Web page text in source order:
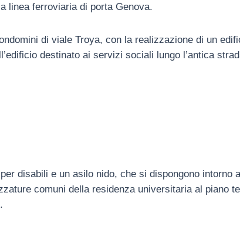
linea ferroviaria di porta Genova.
di viale Troya, con la realizzazione di un
destinato ai servizi sociali lungo l’antica
disabili e un asilo nido, che si dispongono intorno
comuni della residenza universitaria al piano